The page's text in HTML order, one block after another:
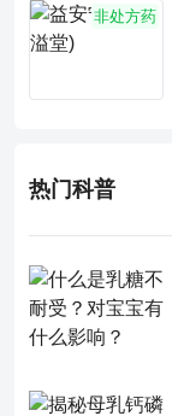
非处方药
热门科普